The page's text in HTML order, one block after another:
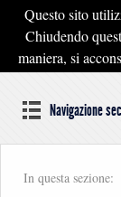
Dal cuore della
Navigazione
In questa sezione:
Questo sito
Chiudendo
maniera, si